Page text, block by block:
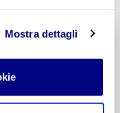
Mostra dettagli
Umane